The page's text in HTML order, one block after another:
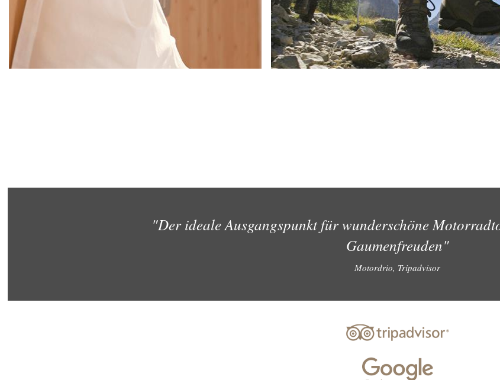
"Der ideale Ausgangspunkt für wunderschöne
Gaumenfreuden"
Motordrio, Tripadvisor